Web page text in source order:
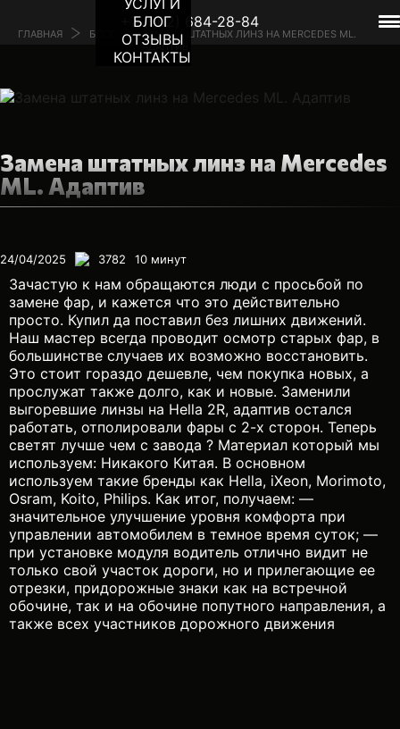
+7 (962) 684-28-84
УСЛУГИ
БЛОГ
ОТЗЫВЫ
КОНТАКТЫ
ГЛАВНАЯ БЛОГ
ЗАМЕНА ШТАТНЫХ ЛИНЗ НА MERCEDES ML.
АДАПТИВ
Замена штатных линз на Mercedes
ML. Адаптив
24/04/2025 3782 10 минут
Зачастую к нам обращаются люди с просьбой по
замене фар, и кажется что это действительно
просто. Купил да поставил без лишних движений.
Наш мастер всегда проводит осмотр старых фар, в
большинстве случаев их возможно восстановить.
Это стоит гораздо дешевле, чем покупка новых, а
прослужат также долго, как и новые. Заменили
выгоревшие линзы на Hella 2R, адаптив остался
работать, отполировали фары с 2-х сторон. Теперь
светят лучше чем с завода ? Материал который мы
используем: Никакого Китая. В основном
используем такие бренды как Hella, iXeon, Morimoto,
Osram, Koito, Philips. Как итог, получаем: —
значительное улучшение уровня комфорта при
управлении автомобилем в темное время суток; —
при установке модуля водитель отлично видит не
только свой участок дороги, но и прилегающие ее
отрезки, придорожные знаки как на встречной
обочине, так и на обочине попутного направления, а
также всех участников дорожного движения